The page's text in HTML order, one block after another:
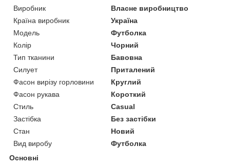
Виробник
Власне виробництво
Країна виробник
Україна
Модель
Футболка
Колір
Чорний
Тип тканини
Бавовна
Силует
Приталений
Фасон вирізу горловини
Круглий
Фасон рукава
Короткий
Стиль
Casual
Застібка
Без застібки
Стан
Новий
Вид виробу
Футболка
Основні